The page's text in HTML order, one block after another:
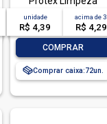
Profunda Envoltório
unidade
R$ 4,39
acima de3
R$ 4,29
COMPRAR
Comprar caixa:72